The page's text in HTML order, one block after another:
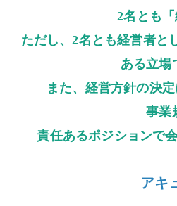
2名とも
ただし、2名とも経営者と
ある立場
また、経営方針の決
事業
責任あるポジションで
アキ